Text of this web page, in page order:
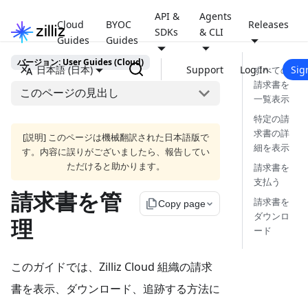
Cloud
Guides
BYOC
Guides
API &
SDKs
Agents
& CLI
Releases
日本語 (日本) Support Log In
バージョン: User Guides (Cloud)
このページの見出し
[説明] このページは機械翻訳された日本語版で
す。内容に誤りがございましたら、報告してい
ただけると助かります。
請求書を管
理
file_copyCopy page
このガイドでは、Zilliz Cloud 組織の請求
書を表示、ダウンロード、追跡する方法に
すべての
請求書を
一覧表示
特定の請
求書の詳
細を表示
請求書を
支払う
請求書を
ダウンロ
ード